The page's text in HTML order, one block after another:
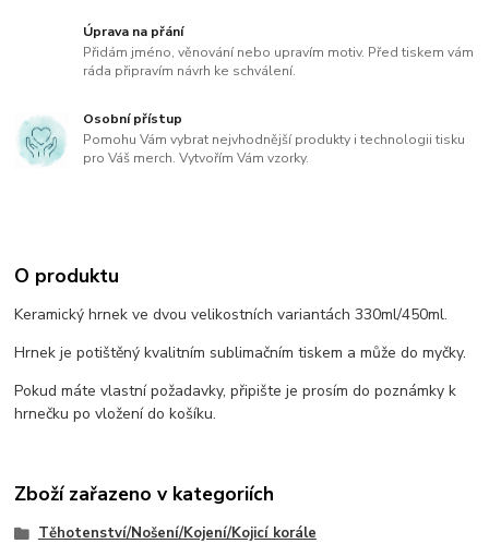
Úprava na přání
Přidám jméno, věnování nebo upravím motiv. Před tiskem vám
ráda připravím návrh ke schválení.
Osobní přístup
Pomohu Vám vybrat nejvhodnější produkty i technologii tisku
pro Váš merch. Vytvořím Vám vzorky.
O produktu
Keramický hrnek ve dvou velikostních variantách 330ml/450ml.
Hrnek je potištěný kvalitním sublimačním tiskem a může do myčky.
Pokud máte vlastní požadavky, připište je prosím do poznámky k
hrnečku po vložení do košíku.
Zboží zařazeno v kategoriích
Těhotenství/Nošení/Kojení/Kojicí korále